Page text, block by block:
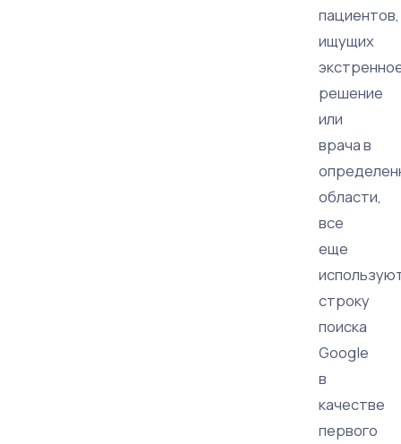
пациентов,
ищущих
решение
или
врача в
области,
все
еще
строку
поиска
Google
в
качестве
первого